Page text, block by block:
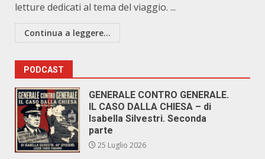
letture dedicati al tema del viaggio. ...
Continua a leggere...
PODCAST
GENERALE CONTRO GENERALE.
IL CASO DALLA CHIESA – di
Isabella Silvestri. Seconda
parte
25 Luglio 2026